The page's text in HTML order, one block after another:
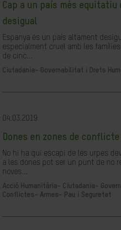
Cap a un país més equitatiu
desigual
Espanya és un país altament
especialment cruel amb les
de cinc...
Ciutadania- Governabilitat i Drets
04.03.2019
Dones en zones de conflicte
No hi ha qui escapi de les urpes
a les dones pot ser un punt de no
noves...
Acció Humanitària-
Ciutadania-
Conflictes- Armes- Pau i Seguretat